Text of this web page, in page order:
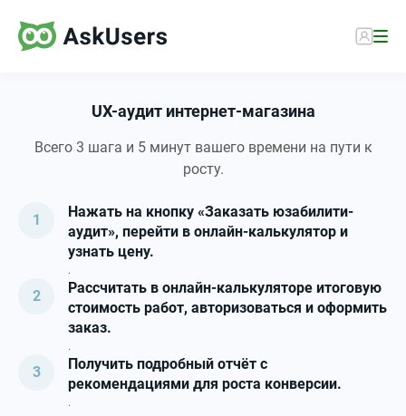
UX-аудит интернет-магазина
Всего 3 шага и 5 минут вашего времени на пути к
росту.
Нажать на кнопку «Заказать юзабилити-
аудит», перейти в онлайн-калькулятор и
узнать цену.
.
Рассчитать в онлайн-калькуляторе итоговую
стоимость работ, авторизоваться и оформить
заказ.
.
Получить подробный отчёт с
рекомендациями для роста конверсии.
.